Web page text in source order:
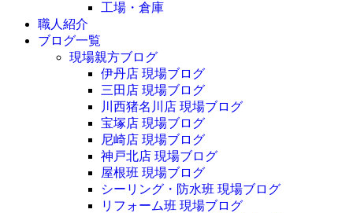
工場・倉庫
職人紹介
ブログ一覧
現場親方ブログ
伊丹店 現場ブログ
三田店 現場ブログ
川西猪名川店 現場ブログ
宝塚店 現場ブログ
尼崎店 現場ブログ
神戸北店 現場ブログ
屋根班 現場ブログ
シーリング・防水班 現場ブログ
リフォーム班 現場ブログ